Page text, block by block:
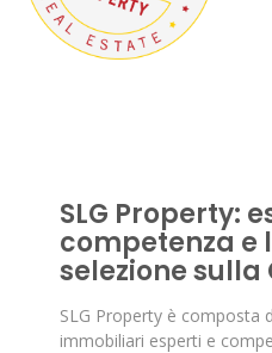
SLG Property:
competenza e
selezione sulla
SLG Property è composta
immobiliari esperti e